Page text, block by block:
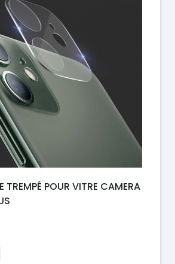
TREMPÉ POUR VITRE CAMERA